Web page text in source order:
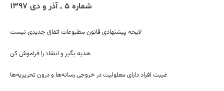
شماره ۵ ــ آذر و دی ۱۳۹۷
لایحه پیشنهادی قانون مطبوعات اتفاق جدیدی نیست
هدیه بگیر و انتقاد را فراموش کن
غیبت افراد دارای معلولیت در خروجی رسانه‌ها و درون تحریریه‌ها